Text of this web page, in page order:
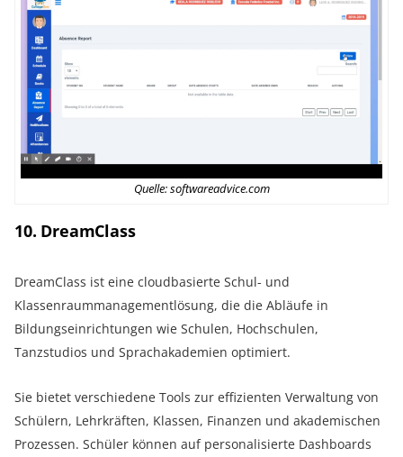
Quelle: softwareadvice.com
10. DreamClass
DreamClass ist eine cloudbasierte Schul- und
Klassenraummanagementlösung, die die Abläufe in
Bildungseinrichtungen wie Schulen, Hochschulen,
Tanzstudios und Sprachakademien optimiert.
Sie bietet verschiedene Tools zur effizienten Verwaltung von
Schülern, Lehrkräften, Klassen, Finanzen und akademischen
Prozessen. Schüler können auf personalisierte Dashboards